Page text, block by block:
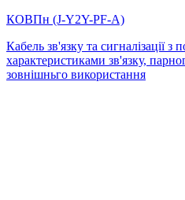
КОВПн (J-Y2Y-PF-А)
Кабель зв'язку та сигналізації
характеристиками зв'язку,
зовнішньго використання